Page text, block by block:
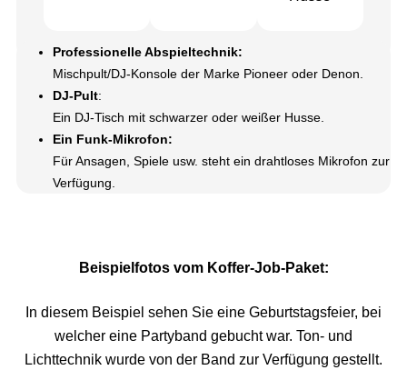
Professionelle Abspieltechnik:
Mischpult/DJ-Konsole der Marke Pioneer oder Denon.
DJ-Pult:
Ein DJ-Tisch mit schwarzer oder weißer Husse.
Ein Funk-Mikrofon:
Für Ansagen, Spiele usw. steht ein drahtloses Mikrofon zur
Verfügung.
Beispielfotos vom Koffer-Job-Paket:
In diesem Beispiel sehen Sie eine Geburtstagsfeier, bei
welcher eine Partyband gebucht war. Ton- und
Lichttechnik wurde von der Band zur Verfügung gestellt.